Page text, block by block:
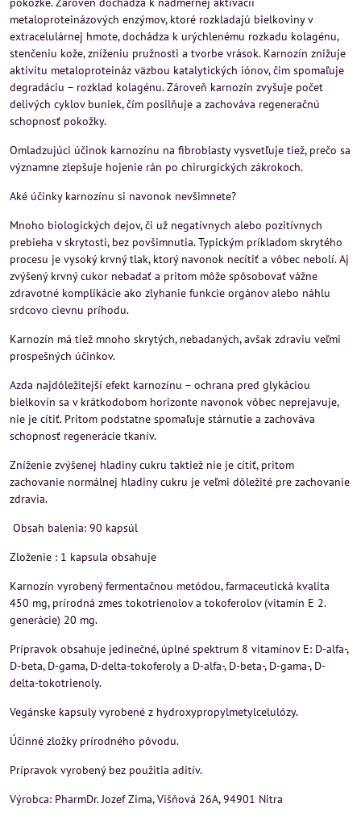
metaloproteinázových enzýmov, ktoré rozkladajú bielkoviny v
extracelulárnej hmote, dochádza k urýchlenému rozkadu kolagénu,
stenčeniu kože, zníženiu pružnosti a tvorbe vrások. Karnozín znižuje
aktivitu metaloproteináz väzbou katalytických iónov, čim spomaľuje
degradáciu – rozklad kolagénu. Zároveň karnozín zvyšuje počet
delivých cyklov buniek, čím posilňuje a zachováva regeneračnú
schopnosť pokožky.
Omladzujúci účinok karnozínu na fibroblasty vysvetľuje tiež, prečo sa
významne zlepšuje hojenie rán po chirurgických zákrokoch.
Aké účinky karnozínu si navonok nevšimnete?
Mnoho biologických dejov, či už negatívnych alebo pozitívnych
prebieha v skrytosti, bez povšimnutia. Typickým príkladom skrytého
procesu je vysoký krvný tlak, ktorý navonok necítiť a vôbec nebolí. Aj
zvýšený krvný cukor nebadať a pritom môže spôsobovať vážne
zdravotné komplikácie ako zlyhanie funkcie orgánov alebo náhlu
srdcovo cievnu príhodu.
Karnozín má tiež mnoho skrytých, nebadaných, avšak zdraviu veľmi
prospešných účinkov.
Azda najdôležitejší efekt karnozínu – ochrana pred glykáciou
bielkovín sa v krátkodobom horizonte navonok vôbec neprejavuje,
nie je cítiť. Pritom podstatne spomaľuje stárnutie a zachováva
schopnosť regenerácie tkanív.
Zníženie zvýšenej hladiny cukru taktiež nie je cítiť, pritom
zachovanie normálnej hladiny cukru je veľmi dôležité pre zachovanie
zdravia.
Obsah balenia: 90 kapsúl
Zloženie : 1 kapsula obsahuje
Karnozín vyrobený fermentačnou metódou, farmaceutická kvalita
450 mg, prírodná zmes tokotrienolov a tokoferolov (vitamín E 2.
generácie) 20 mg.
Prípravok obsahuje jedinečné, úplné spektrum 8 vitamínov E: D-alfa-,
D-beta, D-gama, D-delta-tokoferoly a D-alfa-, D-beta-, D-gama-, D-
delta-tokotrienoly.
Vegánske kapsuly vyrobené z hydroxypropylmetylcelulózy.
Účinné zložky prírodného pôvodu.
Prípravok vyrobený bez použitia aditív.
Výrobca: PharmDr. Jozef Zima, Višňová 26A, 94901 Nitra